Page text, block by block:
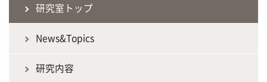
研究室トップ
News&Topics
研究内容